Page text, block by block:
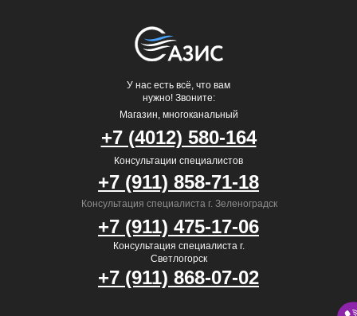
У нас есть всё, что вам
нужно! Звоните:
Магазин, многоканальный
Консультация специалиста г.
Светлогорск
Консультация специалиста г. Зеленоградск
Консультации специалистов
+7 (911) 858-71-18
+7 (911) 475-17-06
+7 (911) 868-07-02
+7 (4012) 580-164